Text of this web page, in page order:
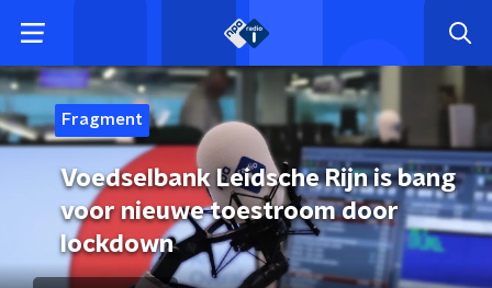
Fragment
Voedselbank Leidsche Rijn is bang
voor nieuwe toestroom door
lockdown